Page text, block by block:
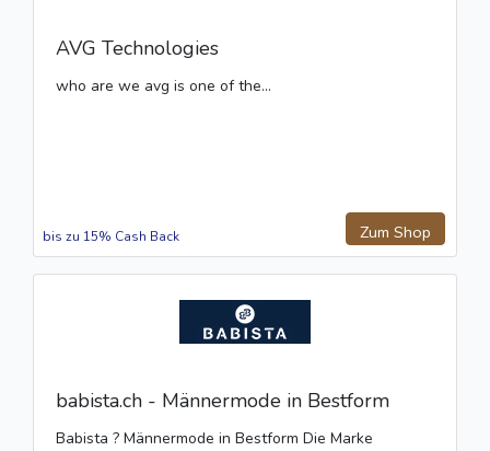
AVG Technologies
who are we avg is one of the...
Zum Shop
bis zu 15% Cash Back
babista.ch - Männermode in Bestform
Babista ? Männermode in Bestform Die Marke